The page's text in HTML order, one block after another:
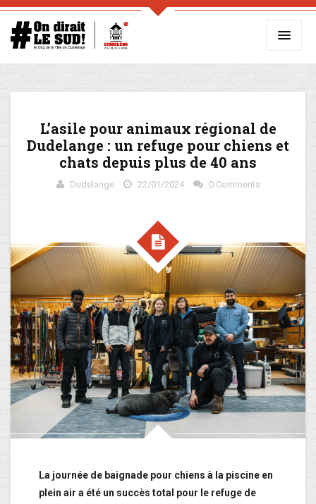
L’asile pour animaux régional de
Dudelange : un refuge pour chiens et
chats depuis plus de 40 ans
Dudelange 22/01/2024 0 Comments
La journée de baignade pour chiens à la piscine en
plein air a été un succès total pour le refuge de